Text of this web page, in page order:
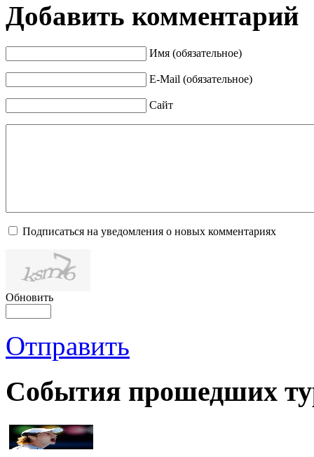
Добавить комментарий
Имя (обязательное)
E-Mail (обязательное)
Сайт
Подписаться на уведомления о новых комментариях
Обновить
Отправить
События прошедших